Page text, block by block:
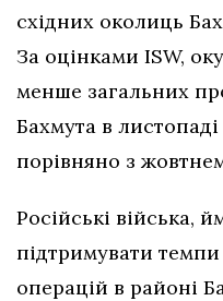
східних околиць
За оцінками ISW,
менше загальних
Бахмута в
порівняно з
Російські війська,
підтримувати
операцій в районі